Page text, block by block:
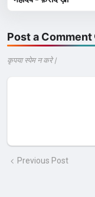
Post a Comment
कृपया स्पेम न करे |
Previous Post